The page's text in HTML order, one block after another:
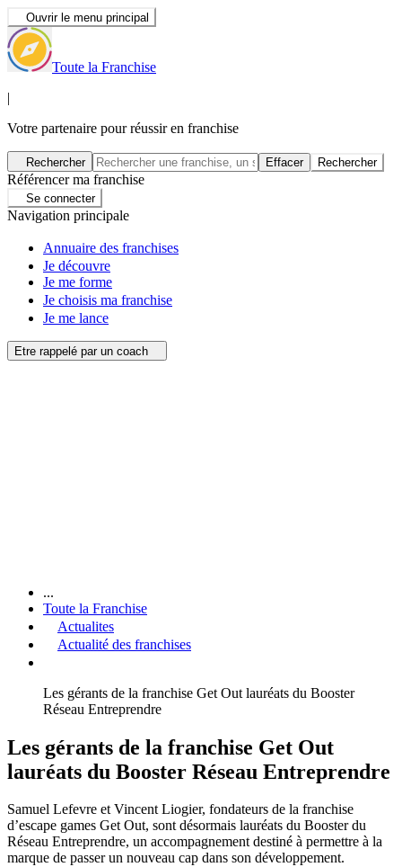
Ouvrir le menu principal
Toute la Franchise
|
Votre partenaire pour réussir en franchise
Rechercher Effacer Rechercher
Référencer ma franchise
Se connecter
Navigation principale
Annuaire des franchises
Je découvre
Je me forme
Je choisis ma franchise
Je me lance
Etre rappelé par un coach
...
Toute la Franchise
Actualites
Actualité des franchises
Les gérants de la franchise Get Out lauréats du Booster
Réseau Entreprendre
Les gérants de la franchise Get Out
lauréats du Booster Réseau Entreprendre
Samuel Lefevre et Vincent Liogier, fondateurs de la franchise
d’escape games Get Out, sont désormais lauréats du Booster du
Réseau Entreprendre, un accompagnement destiné à permettre à la
marque de passer un nouveau cap dans son développement.